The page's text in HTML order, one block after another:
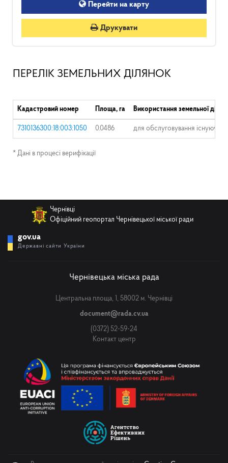
Перейти на карту
Друкувати
ПЕРЕЛІК ЗЕМЕЛЬНИХ ДІЛЯНОК
Кадастровий номер Площа, га Використання земельної
7310136300:18:003:1050 0.0486 для обслуговування
* Дані в процесі верифікації
Чернівці
Офіційний геопортал Чернівецької міської ради
gov.ua
Державні сайти України
Чернівецька міська рада
Центральна площа, 1, 58002 м. Чернівці
document@rada.cv.ua
(0372) 52-59-24
Контакт центр